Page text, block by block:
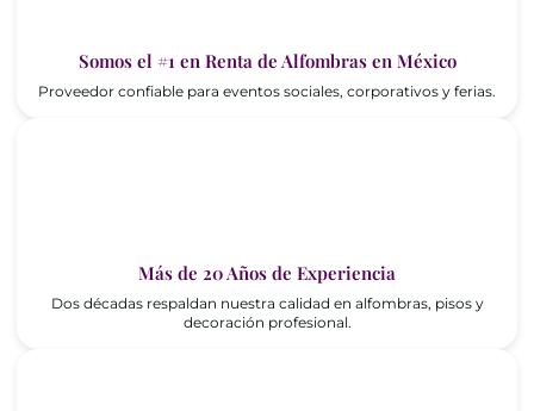
Somos el #1 en Renta de Alfombras en México
Proveedor confiable para eventos sociales, corporativos y ferias.
Más de 20 Años de Experiencia
Dos décadas respaldan nuestra calidad en alfombras, pisos y
decoración profesional.